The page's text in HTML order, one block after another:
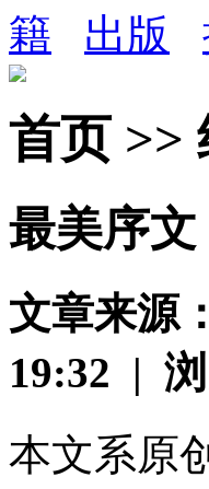
籍
出版
首页 >>
最美序
文章来源
19:32 | 浏
本文系原